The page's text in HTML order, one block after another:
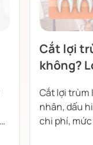
Cắt lợi
không?
Cắt lợi trùm
nhân, dấu
chi phí,